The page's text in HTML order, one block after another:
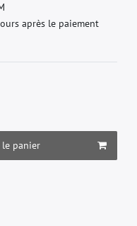
après le paiement
le panier